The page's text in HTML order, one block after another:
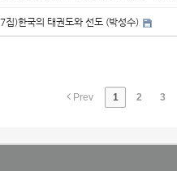
집)한국의 태권도와 선도 (박성수)
Prev 1 2 3